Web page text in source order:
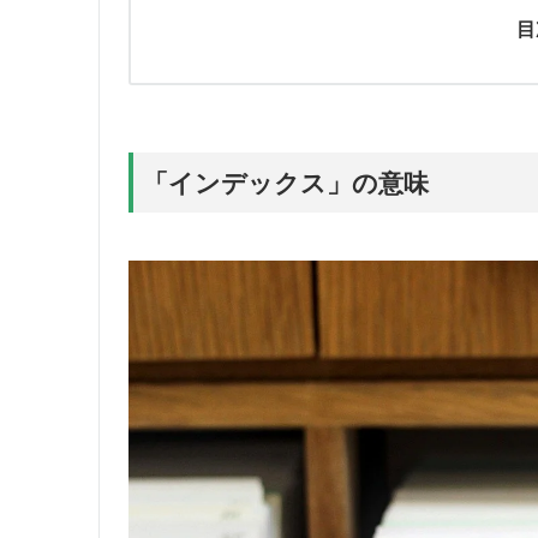
「インデックス」の意味